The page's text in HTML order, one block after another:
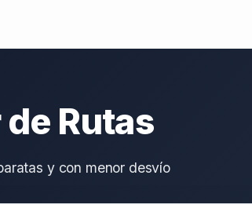
Rutas
y con menor desvío